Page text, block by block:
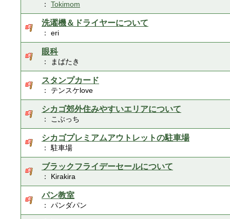
： Tokimom
洗濯機＆ドライヤーについて
： eri
眼科
： まばたき
スタンプカード
： テンスケlove
シカゴ郊外住みやすいエリアについて
： こぶっち
シカゴプレミアムアウトレットの駐車場
： 駐車場
ブラックフライデーセールについて
： Kirakira
パン教室
： パンダパン